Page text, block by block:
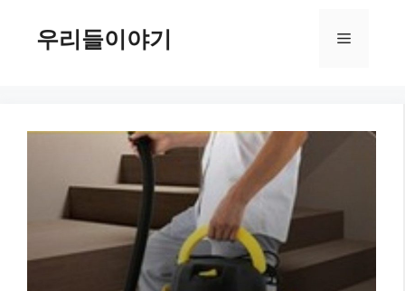
우리들이야기 메